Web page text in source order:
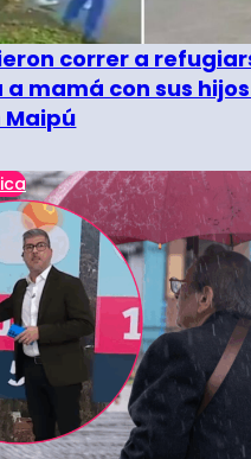
correr a
mamá con sus
Maipú